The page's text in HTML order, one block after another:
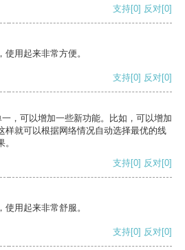
支持[0] 反对[0]
用起来非常方便。
支持[0] 反对[0]
，可以增加一些新功能。比如，可以增加
样就可以根据网络情况自动选择最优的线
支持[0] 反对[0]
用起来非常舒服。
支持[0] 反对[0]